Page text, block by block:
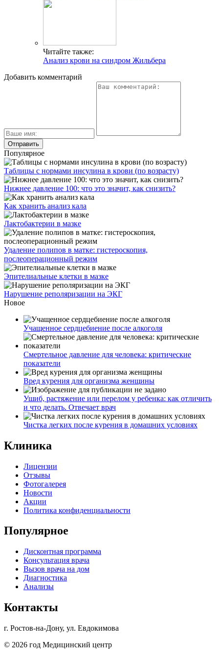
Читайте также:
Анализ крови на синдром Жильбера
Добавить комментарий
Популярное
Таблицы с нормами инсулина в крови (по возрасту)
Нижнее давление 100: что это значит, как снизить?
Как хранить анализ кала
Лактобактерии в мазке
Удаление полипов в матке: гистероскопия,
послеоперационный режим
Эпителиальные клетки в мазке
Нарушение реполяризации на ЭКГ
Новое
Учащенное сердцебиение после алкоголя
Смертельное давление для человека: критические
показатели
Вред курения для организма женщины
Ушиб, растяжение или перелом у ребенка: как отличить
и что делать. Отвечает врач
Чистка легких после курения в домашних условиях
Клиника
Лицензии
Отзывы
Фотогалерея
Новости
Акции
Политика конфиденциальности
Популярное
Дисконтная программа
Консультация врача
Вызов врача на дом
Диагностика
Анализы
Контакты
г. Ростов-на-Дону, ул. Евдокимова
© 2026 год Медицинский центр